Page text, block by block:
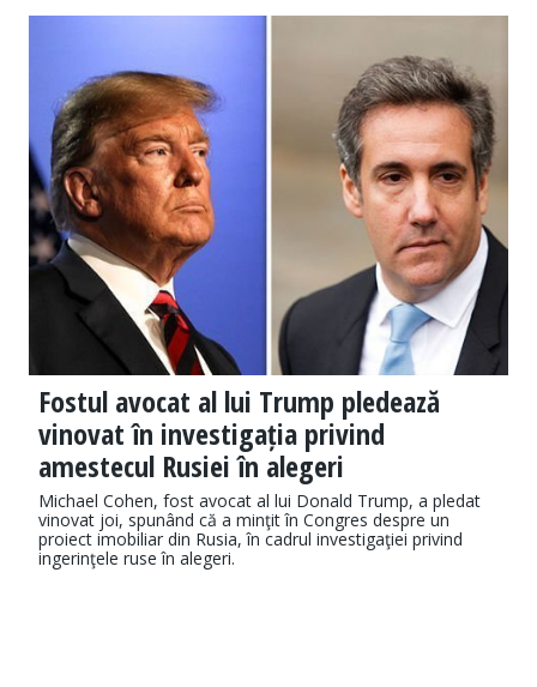
Fostul avocat al lui Trump pledează
vinovat în investigația privind
amestecul Rusiei în alegeri
Michael Cohen, fost avocat al lui Donald Trump, a pledat
vinovat joi, spunând că a minţit în Congres despre un
proiect imobiliar din Rusia, în cadrul investigaţiei privind
ingerinţele ruse în alegeri.